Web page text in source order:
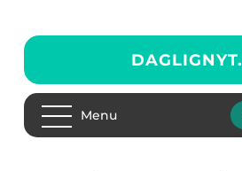
DAGLIGNYT.
Menu